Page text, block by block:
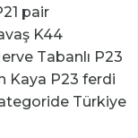
pair
K44
Tabanlı P23
Kaya P23 ferdi
Türkiye